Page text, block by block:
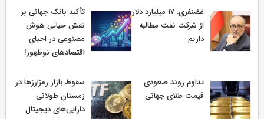
غضنفری: ۱۷ میلیارد دلار
از شرکت نفت مطالبه
داریم
تأکید بانک جهانی بر
نقش حیاتی هوش
مصنوعی در احیای
اقتصادهای نوظهور!
تداوم روند صعودی
قیمت طلای جهانی
سقوط بازار رمزارزها در
زمستان طولانی
دارایی‌های دیجیتال